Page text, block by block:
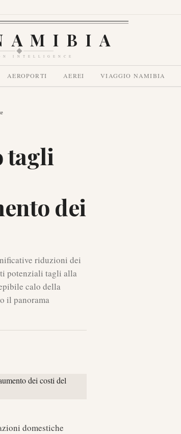
INTELLIGENCE
AEROPORTI AEREI VIAGGIO NAMIBIA
tagli
dei
riduzioni dei
potenziali tagli alla
calo della
il panorama
domestiche